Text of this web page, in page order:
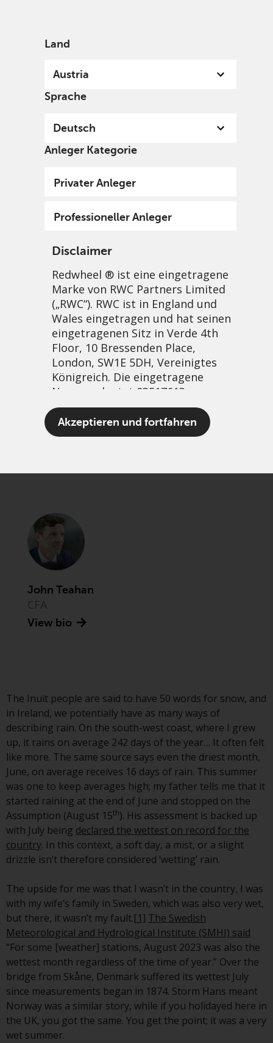
Land
Austria
Sprache
Deutsch
Anleger Kategorie
Privater Anleger
Professioneller Anleger
Disclaimer
Redwheel ® ist eine eingetragene
Marke von RWC Partners Limited
(„RWC“). RWC ist in England und
Wales eingetragen und hat seinen
eingetragenen Sitz in Verde 4th
Floor, 10 Bressenden Place,
London, SW1E 5DH, Vereinigtes
Königreich. Die eingetragene
Nummer lautet 03517613.
der britischen Financial Conduct
Authority und, im Fall von RWC
Asset Management LLP, von den
US Securities and Exchange
Commission zugelassen und
reguliert werden Exchange
Advisors (US) LLC, das bei der SEC
Fondsverwaltungsgesellschaft
lizenziert ist; Redwheel Australia
Pty Ltd ist ein australischer
Finanzdienstleistungslizenznehmer
bei der Australian Securities and
Investment Commission; und
Redwheel Europe
Fondsmæglerselskab A/S, die von
der dänischen
Finanzaufsichtsbehörde reguliert
wird.
Website erklären Sie, dass Sie die
folgenden
Geschäftsbedingungen, wie sie
von RWC Partners Limited („RWC“)
herausgegeben wurden, gelesen
und anerkannt haben und damit
einverstanden sind. Diese
Website kann Werbung
enthalten.
Akzeptieren und fortfahren
It’s not wetting rain…
21 September, 2023 | 11:45am
John Teahan
View bio
The Inuit people are said to have 50 words for snow, and
in Ireland, we potentially have as many ways of
describing rain. On the south-west coast, where I grew
up, it rains on average 242 days of the year… It often felt
like more. The same source says even the driest month,
June, on average receives 16 days of rain. This summer
was one to keep averages high; my father tells me that it
started raining at the end of June and stopped on the
Assumption (August 15th). His assessment is backed up
with July being declared the wettest on record for the
country. In this context, a soft day, a mist, or a slight
drizzle isn’t therefore considered ‘wetting’ rain.
The upside for me was that I wasn’t in the country, I was
with my wife’s family in Sweden, which was also very wet,
but there, it wasn’t my fault.[1] The Swedish
Meteorological and Hydrological Institute (SMHI) said
“For some [weather] stations, August 2023 was also the
wettest month regardless of the time of year.” Over the
bridge from Skåne, Denmark suffered its wettest July
since measurements began in 1874. Storm Hans meant
Norway was a similar story, while if you holidayed here in
the UK, you got the same. You get the point; it was a very
wet summer.